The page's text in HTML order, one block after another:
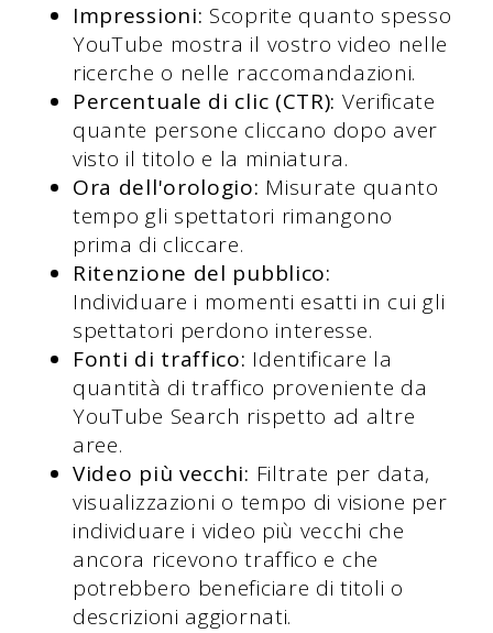
Impressioni: Scoprite quanto spesso
YouTube mostra il vostro video nelle
ricerche o nelle raccomandazioni.
Percentuale di clic (CTR): Verificate
quante persone cliccano dopo aver
visto il titolo e la miniatura.
Ora dell'orologio: Misurate quanto
tempo gli spettatori rimangono
prima di cliccare.
Ritenzione del pubblico:
Individuare i momenti esatti in cui gli
spettatori perdono interesse.
Fonti di traffico: Identificare la
quantità di traffico proveniente da
YouTube Search rispetto ad altre
aree.
Video più vecchi: Filtrate per data,
visualizzazioni o tempo di visione per
individuare i video più vecchi che
ancora ricevono traffico e che
potrebbero beneficiare di titoli o
descrizioni aggiornati.